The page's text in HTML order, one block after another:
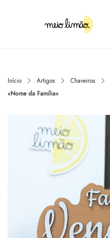
Início Artigos Chaveiros
«Nome da Família»